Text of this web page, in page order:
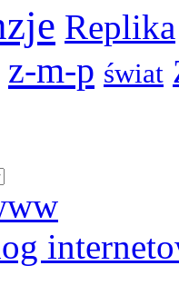
Replika
z-m-p świat